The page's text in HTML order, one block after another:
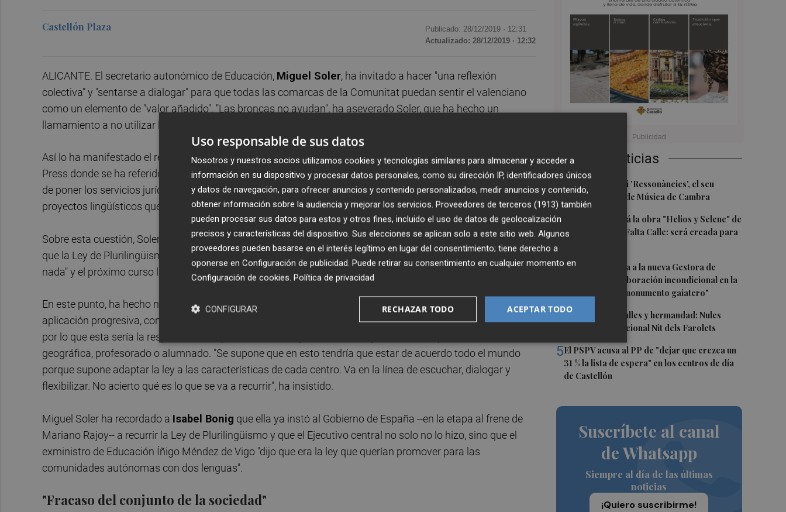
Últimas Noticias
1Culla estrena hui 'Ressonàncies', el seu
primer Festival de Música de Cambra
2
Castelló acogerá la obra "Helios y Selene" de
la compañía Te Falta Calle: será creada para
3 Castelló traslada a la nueva Gestora de
Gaiates su "colaboración incondicional en la
promoción del monumento gaiatero"
4Talleres, pasacalles y hermandad: Nules
celebra su tradicional Nit dels Farolets
5El PSPV acusa al PP de "dejar que crezca un
31 % la lista de espera" en los centros de día
de Castellón
Suscríbete al canal
de Whatsapp
Siempre al día de las últimas
noticias
¡Quiero suscribirme!
Castellón Plaza Publicado: 28/12/2019 · 12:31
Actualizado: 28/12/2019 · 12:32
ALICANTE. El secretario autonómico de Educación, Miguel Soler, ha invitado a hacer "una reflexión
colectiva" y "sentarse a dialogar" para que todas las comarcas de la Comunitat puedan sentir el valenciano
como un elemento de "valor añadido". "Las broncas no ayudan", ha aseverado Soler, que ha hecho un
llamamiento a no utilizar la lengua "otra vez como arma de guerra".
Así lo ha manifestado el representante de laConselleria de Educaciónen una entrevista con Europa
Press donde se ha referido al anuncio realizado por la líder del PP en la Comunitat Valenciana, Isabel Bonig,
de poner los servicios jurídicos del partido a "disposición de las comunidades educativas" para impugnar los
proyectos lingüísticos que consideren "impuestos".
Sobre esta cuestión, Soler ha remarcado que le "cuesta pensar qué es lo que van a recurrir". Ha apostillado
que la Ley de Plurilingüismo está vigente, se ha aplicado en Infantil y Primaria "sin que pase absolutamente
nada" y el próximo curso llega a Secundaria.
En este punto, ha hecho notar que lo que ha dispuesto la Conselleria de Educación es que pueda darse una
aplicación progresiva, con propuestas experimentales --que siempre tendría que autorizar la administración,
por lo que esta sería la responsable, ha precisado--, en aquellos centros que lo soliciten por su situación
geográfica, profesorado o alumnado. "Se supone que en esto tendría que estar de acuerdo todo el mundo
porque supone adaptar la ley a las características de cada centro. Va en la línea de escuchar, dialogar y
flexibilizar. No acierto qué es lo que se va a recurrir", ha insistido.
Miguel Soler ha recordado a Isabel Bonig que ella ya instó al Gobierno de España --en la etapa al frene de
Mariano Rajoy-- a recurrir la Ley de Plurilingüismo y que el Ejecutivo central no solo no lo hizo, sino que el
exministro de Educación Íñigo Méndez de Vigo "dijo que era la ley que querían promover para las
comunidades autónomas con dos lenguas".
"Fracaso del conjunto de la sociedad"
Uso responsable de sus datos
Nosotros y nuestros socios utilizamos cookies y tecnologías similares para almacenar y acceder a
información en su dispositivo y procesar datos personales, como su dirección IP, identificadores únicos
y datos de navegación, para ofrecer anuncios y contenido personalizados, medir anuncios y contenido,
obtener información sobre la audiencia y mejorar los servicios. Proveedores de terceros (1913) también
pueden procesar sus datos para estos y otros fines, incluido el uso de datos de geolocalización
precisos y características del dispositivo. Sus elecciones se aplican solo a este sitio web. Algunos
proveedores pueden basarse en el interés legítimo en lugar del consentimiento; tiene derecho a
oponerse en Configuración de publicidad. Puede retirar su consentimiento en cualquier momento en
Configuración de cookies. Política de privacidad
ACEPTAR TODO
RECHAZAR TODO
CONFIGURAR